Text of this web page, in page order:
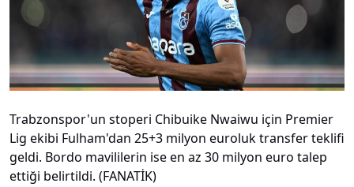
Trabzonspor'un stoperi Chibuike Nwaiwu için Premier
Lig ekibi Fulham'dan 25+3 milyon euroluk transfer teklifi
geldi. Bordo mavililerin ise en az 30 milyon euro talep
ettiği belirtildi. (FANATİK)